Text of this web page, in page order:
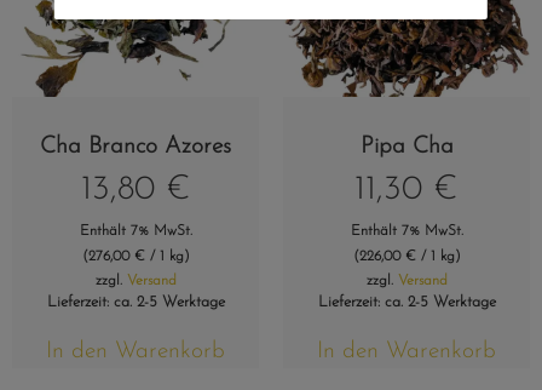
Cha Branco Azores
13,80 €
Enthält 7% MwSt.
(276,00 € / 1 kg)
zzgl. Versand
Lieferzeit: ca. 2-5 Werktage
In den Warenkorb
Pipa Cha
11,30 €
Enthält 7% MwSt.
(226,00 € / 1 kg)
zzgl. Versand
Lieferzeit: ca. 2-5 Werktage
In den Warenkorb